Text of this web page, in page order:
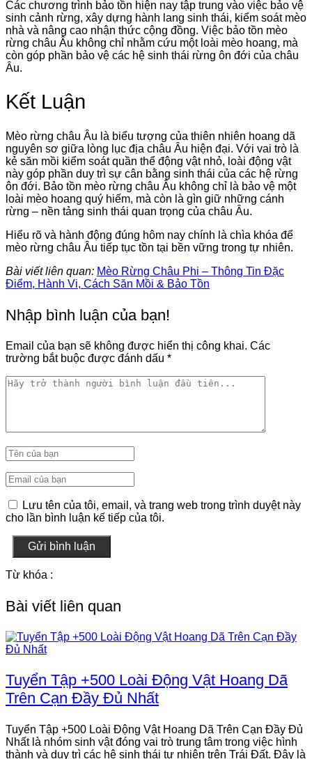
Các chương trình bảo tồn hiện nay tập trung vào việc bảo vệ
sinh cảnh rừng, xây dựng hành lang sinh thái, kiểm soát mèo
nhà và nâng cao nhận thức cộng đồng. Việc bảo tồn mèo
rừng châu Âu không chỉ nhằm cứu một loài mèo hoang, mà
còn góp phần bảo vệ các hệ sinh thái rừng ôn đới của châu
Âu.
Kết Luận
Mèo rừng châu Âu là biểu tượng của thiên nhiên hoang dã
nguyên sơ giữa lòng lục địa châu Âu hiện đại. Với vai trò là
kẻ săn mồi kiểm soát quần thể động vật nhỏ, loài động vật
này góp phần duy trì sự cân bằng sinh thái của các hệ rừng
ôn đới. Bảo tồn mèo rừng châu Âu không chỉ là bảo vệ một
loài mèo hoang quý hiếm, mà còn là gìn giữ những cánh
rừng – nền tảng sinh thái quan trọng của châu Âu.
Hiểu rõ và hành động đúng hôm nay chính là chìa khóa để
mèo rừng châu Âu tiếp tục tồn tại bền vững trong tự nhiên.
Bài viết liên quan: Mèo Rừng Châu Phi – Thông Tin Đặc
Điểm, Hành Vi, Cách Săn Mồi & Bảo Tồn
Nhập bình luận của bạn!
Email của bạn sẽ không được hiển thị công khai. Các
trường bắt buộc được đánh dấu *
Lưu tên của tôi, email, và trang web trong trình duyệt này
cho lần bình luận kế tiếp của tôi.
Gửi bình luận
Từ khóa :
Bài viết liên quan
Tuyển Tập +500 Loài Động Vật Hoang Dã
Trên Cạn Đầy Đủ Nhất
Tuyển Tập +500 Loài Động Vật Hoang Dã Trên Cạn Đầy Đủ
Nhất là nhóm sinh vật đóng vai trò trung tâm trong việc hình
thành và duy trì các hệ sinh thái tự nhiên trên Trái Đất. Đây là